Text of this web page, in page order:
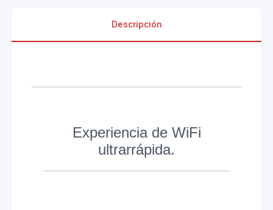
Descripción
Experiencia de WiFi
ultrarrápida.